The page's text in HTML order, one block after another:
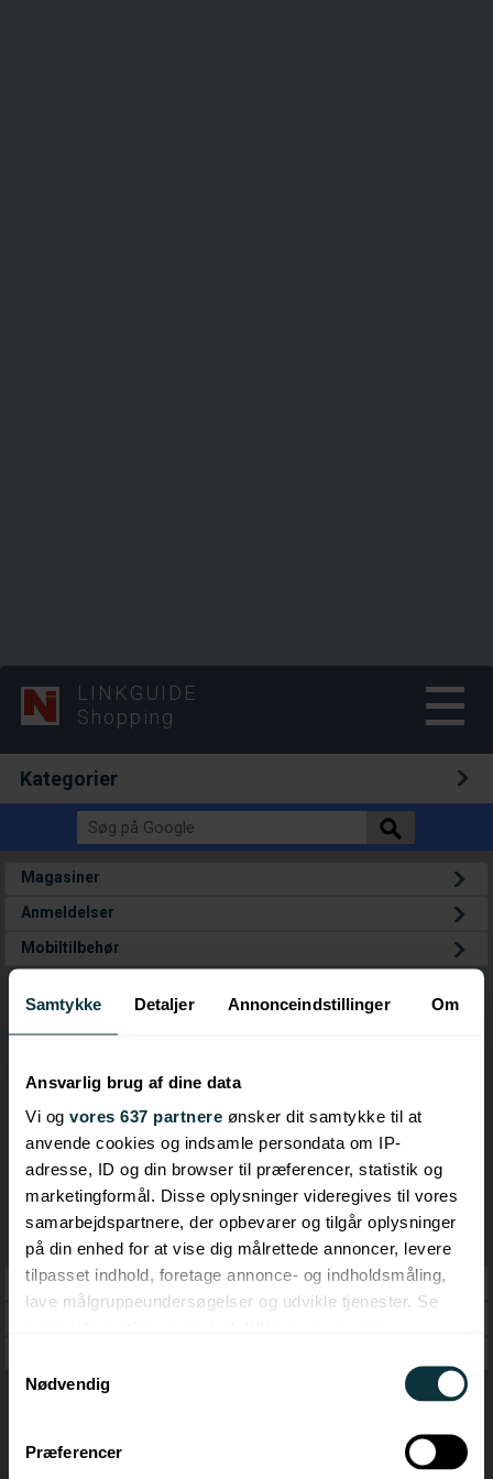
Samtykke Detaljer Annonceindstillinger Om
Ansvarlig brug af dine data
Vi og vores 637 partnere ønsker dit samtykke til at
anvende cookies og indsamle persondata om IP-
adresse, ID og din browser til præferencer, statistik og
marketingformål. Disse oplysninger videregives til vores
samarbejdspartnere, der opbevarer og tilgår oplysninger
på din enhed for at vise dig målrettede annoncer, levere
tilpasset indhold, foretage annonce- og indholdsmåling,
lave målgruppeundersøgelser og udvikle tjenester. Se
tilbage eller ændre indstillinger fra vores
"Cookiedeklaration", eller ved at trykke på "Privacy
Nødvendig
Præferencer
LINKGUIDE
Shopping
Kategorier
Magasiner
Anmeldelser
Mobiltilbehør
Landsdækkende forhandler
Mobiltelefoner - Netbutikker